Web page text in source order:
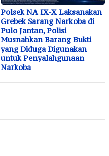
Polsek NA IX-X Laksanakan
Grebek Sarang Narkoba di
Pulo Jantan, Polisi
Musnahkan Barang Bukti
yang Diduga Digunakan
untuk Penyalahgunaan
Narkoba